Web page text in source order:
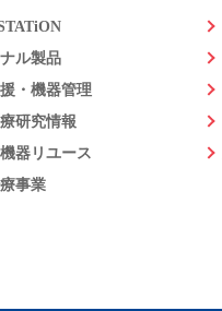
ル製品
・機器管理
研究情報
器リユース
事業